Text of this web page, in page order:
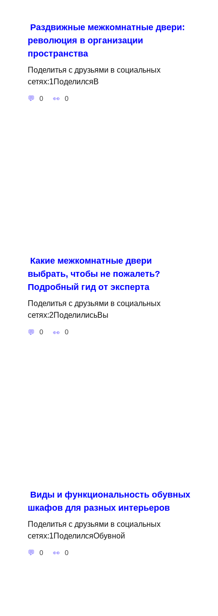
Раздвижные межкомнатные двери:
революция в организации
пространства
Поделитья с друзьями в социальных
сетях:1ПоделилсяВ
0 0
Какие межкомнатные двери
выбрать, чтобы не пожалеть?
Подробный гид от эксперта
Поделитья с друзьями в социальных
сетях:2ПоделилисьВы
0 0
Виды и функциональность обувных
шкафов для разных интерьеров
Поделитья с друзьями в социальных
сетях:1ПоделилсяОбувной
0 0